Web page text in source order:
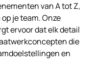
van A tot Z,
je team. Onze
ervoor dat elk detail
die
en